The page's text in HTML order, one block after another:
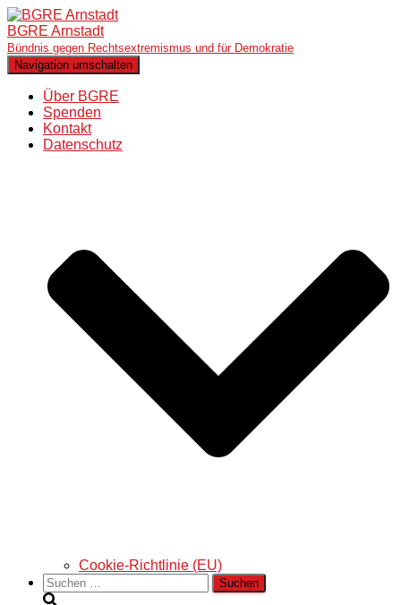
BGRE Arnstadt
Bündnis gegen Rechtsextremismus und für Demokratie
Navigation umschalten
Über BGRE
Spenden
Kontakt
Datenschutz
Cookie-Richtlinie (EU)
Suchen
nach: